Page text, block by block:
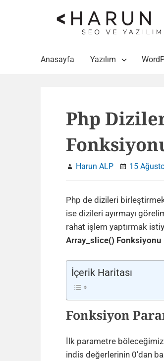
Anasayfa Yazılım
Php
Harun ALP 15
Php de dizileri
ise dizileri ayırmayı
rahat işlem yaptırmak
Array_slice() Fonksiyonu
İçerik Haritası
Fonksiyon
İlk parametre böleceğimiz
indis değerlerinin 0’dan